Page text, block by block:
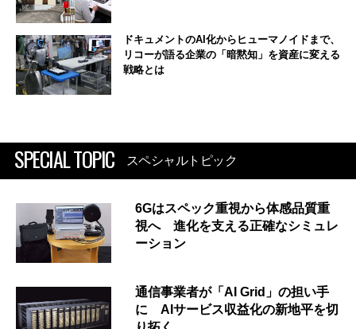
ドキュメントのAI化からヒューマノイドまで、
リコーが語る企業の「暗黙知」を資産に変える
戦略とは
SPECIAL TOPIC スペシャルトピック
6Gはスペック重視から体感品質重
視へ 進化を支える正確なシミュレ
ーション
通信事業者が「AI Grid」の担い手
に AIサービス収益化の新地平を切